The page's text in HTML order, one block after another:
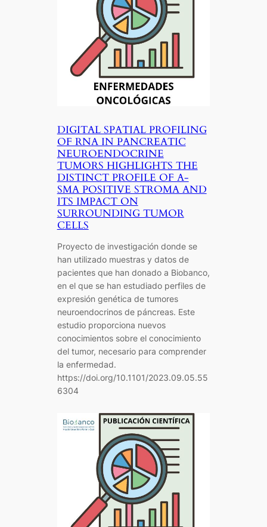
DIGITAL SPATIAL PROFILING
OF RNA IN PANCREATIC
NEUROENDOCRINE
TUMORS HIGHLIGHTS THE
DISTINCT PROFILE OF Α-
SMA POSITIVE STROMA AND
ITS IMPACT ON
SURROUNDING TUMOR
CELLS
Proyecto de investigación donde se
han utilizado muestras y datos de
pacientes que han donado a Biobanco,
en el que se han estudiado perfiles de
expresión genética de tumores
neuroendocrinos de páncreas. Este
estudio proporciona nuevos
conocimientos sobre el conocimiento
del tumor, necesario para comprender
la enfermedad.
https://doi.org/10.1101/2023.09.05.55
6304